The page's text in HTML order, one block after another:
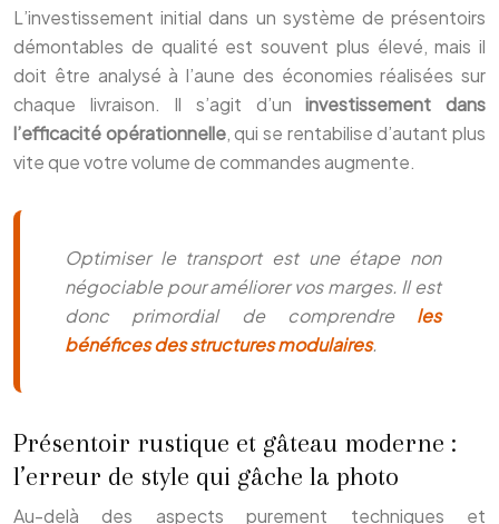
L’investissement initial dans un système de présentoirs
démontables de qualité est souvent plus élevé, mais il
doit être analysé à l’aune des économies réalisées sur
chaque livraison. Il s’agit d’uninvestissement dans
l’efficacité opérationnelle, qui se rentabilise d’autant plus
vite que votre volume de commandes augmente.
Optimiser le transport est une étape non
négociable pour améliorer vos marges. Il est
donc primordial de comprendre les
bénéfices des structures modulaires.
Présentoir rustique et gâteau moderne :
l’erreur de style qui gâche la photo
Au-delà des aspects purement techniques et